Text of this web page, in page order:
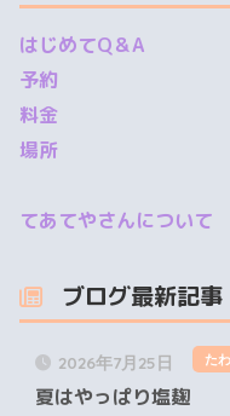
はじめてQ＆A
予約
料金
場所
てあてやさんについて
ブログ最新記事
2026年7月25日
夏はやっぱり塩麹
た